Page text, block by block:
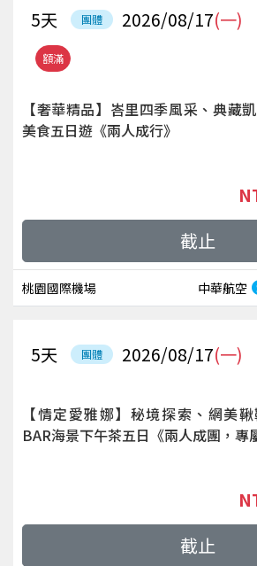
額滿
團體 2026/08/17(一)
5天
【奢華精品】峇里四季風采、典藏
美食五日遊《兩人成行》
桃園國際機場 中華航空
截止
團體 2026/08/17(一)
5天
【情定愛雅娜】秘境探索、網美鞦
BAR海景下午茶五日《兩人成團，專
截止